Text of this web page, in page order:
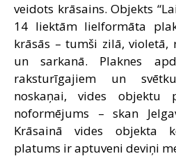
veidots krāsains. Objekts
14 liektām lielformāta
krāsās – tumši zilā, violetā,
un sarkanā. Plaknes
raksturīgajiem un
noskaņai, vides objektu
noformējums – skan
Krāsainā vides objekta
platums ir aptuveni deviņi